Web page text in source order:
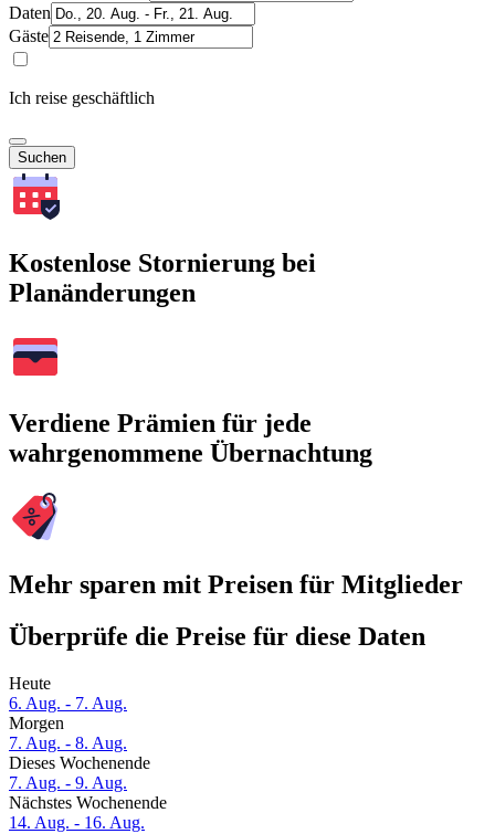
Daten
Gäste
Ich reise geschäftlich
Suchen
Kostenlose Stornierung bei
Planänderungen
Verdiene Prämien für jede
wahrgenommene Übernachtung
Mehr sparen mit Preisen für Mitglieder
Überprüfe die Preise für diese Daten
Heute
6. Aug. - 7. Aug.
Morgen
7. Aug. - 8. Aug.
Dieses Wochenende
7. Aug. - 9. Aug.
Nächstes Wochenende
14. Aug. - 16. Aug.